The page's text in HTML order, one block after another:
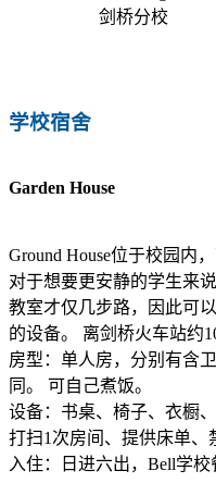
学校宿舍
Garden House
Ground House位于校园内
对于想要更安静的学生来
教室才仅几步路，因此可
的设备。 离剑桥火车站约
房型：单人房，分别有含
同。 可自己煮饭。
设备：书桌、椅子、衣橱
打扫1次房间、提供床单、
入住：日进六出，Bell学校